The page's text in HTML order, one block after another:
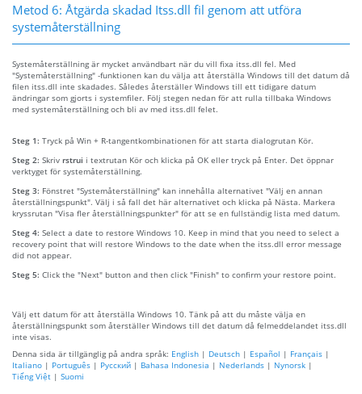
Metod 6: Åtgärda skadad Itss.dll fil genom att utföra
systemåterställning
Systemåterställning är mycket användbart när du vill fixa itss.dll fel. Med
"Systemåterställning" -funktionen kan du välja att återställa Windows till det datum då
filen itss.dll inte skadades. Således återställer Windows till ett tidigare datum
ändringar som gjorts i systemfiler. Följ stegen nedan för att rulla tillbaka Windows
med systemåterställning och bli av med itss.dll felet.
Steg 1: Tryck på Win + R-tangentkombinationen för att starta dialogrutan Kör.
Steg 2: Skriv rstrui i textrutan Kör och klicka på OK eller tryck på Enter. Det öppnar
verktyget för systemåterställning.
Steg 3: Fönstret "Systemåterställning" kan innehålla alternativet "Välj en annan
återställningspunkt". Välj i så fall det här alternativet och klicka på Nästa. Markera
kryssrutan "Visa fler återställningspunkter" för att se en fullständig lista med datum.
Steg 4: Select a date to restore Windows 10. Keep in mind that you need to select a
recovery point that will restore Windows to the date when the itss.dll error message
did not appear.
Steg 5: Click the "Next" button and then click "Finish" to confirm your restore point.
Välj ett datum för att återställa Windows 10. Tänk på att du måste välja en
återställningspunkt som återställer Windows till det datum då felmeddelandet itss.dll
inte visas.
Denna sida är tillgänglig på andra språk: English | Deutsch | Español | Français |
Italiano | Português | Русский | Bahasa Indonesia | Nederlands | Nynorsk |
Tiếng Việt | Suomi